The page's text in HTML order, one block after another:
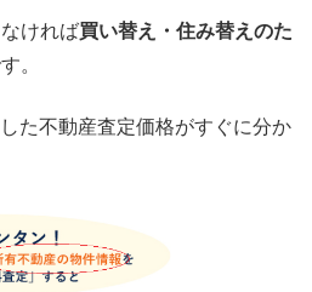
ければ買い替え・住み替えのた
。
た不動産査定価格がすぐに分か